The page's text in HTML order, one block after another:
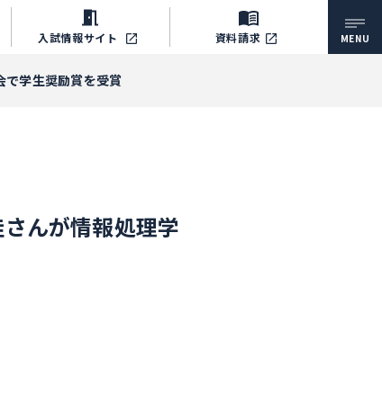
入試情報サイト 資料請求 MENU
学生奨励賞を受賞
んが情報処理学